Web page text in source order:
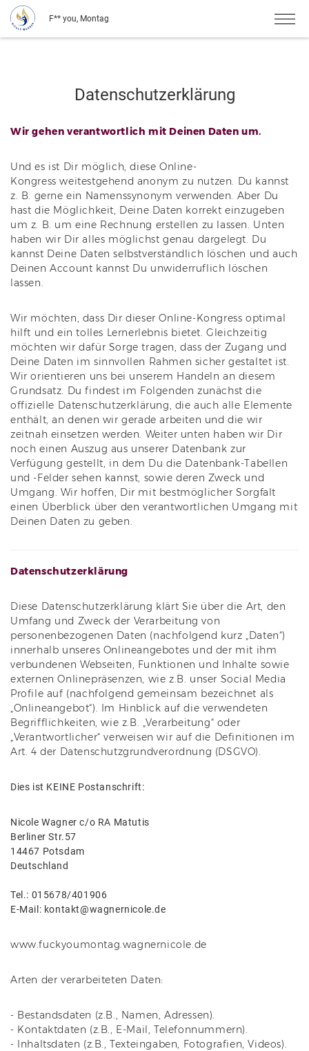
F** you, Montag
Datenschutzerklärung
Wir gehen verantwortlich mit Deinen Daten um.
Und es ist Dir möglich, diese Online-
Kongress weitestgehend anonym zu nutzen. Du kannst
z. B. gerne ein Namenssynonym verwenden. Aber Du
hast die Möglichkeit, Deine Daten korrekt einzugeben
um z. B. um eine Rechnung erstellen zu lassen. Unten
haben wir Dir alles möglichst genau dargelegt. Du
kannst Deine Daten selbstverständlich löschen und auch
Deinen Account kannst Du unwiderruflich löschen
lassen.
Wir möchten, dass Dir dieser Online-Kongress optimal
hilft und ein tolles Lernerlebnis bietet. Gleichzeitig
möchten wir dafür Sorge tragen, dass der Zugang und
Deine Daten im sinnvollen Rahmen sicher gestaltet ist.
Wir orientieren uns bei unserem Handeln an diesem
Grundsatz. Du findest im Folgenden zunächst die
offizielle Datenschutzerklärung, die auch alle Elemente
enthält, an denen wir gerade arbeiten und die wir
zeitnah einsetzen werden. Weiter unten haben wir Dir
noch einen Auszug aus unserer Datenbank zur
Verfügung gestellt, in dem Du die Datenbank-Tabellen
und -Felder sehen kannst, sowie deren Zweck und
Umgang. Wir hoffen, Dir mit bestmöglicher Sorgfalt
einen Überblick über den verantwortlichen Umgang mit
Deinen Daten zu geben.
Datenschutzerklärung
Diese Datenschutzerklärung klärt Sie über die Art, den
Umfang und Zweck der Verarbeitung von
personenbezogenen Daten (nachfolgend kurz „Daten“)
innerhalb unseres Onlineangebotes und der mit ihm
verbundenen Webseiten, Funktionen und Inhalte sowie
externen Onlinepräsenzen, wie z.B. unser Social Media
Profile auf (nachfolgend gemeinsam bezeichnet als
„Onlineangebot“). Im Hinblick auf die verwendeten
Begrifflichkeiten, wie z.B. „Verarbeitung“ oder
„Verantwortlicher“ verweisen wir auf die Definitionen im
Art. 4 der Datenschutzgrundverordnung (DSGVO).
Dies ist KEINE Postanschrift:
Nicole Wagner c/o RA Matutis
Berliner Str.57
14467 Potsdam
Deutschland
Tel.: 015678/401906
E-Mail: kontakt@wagnernicole.de
www.fuckyoumontag.wagnernicole.de
Arten der verarbeiteten Daten:
- Bestandsdaten (z.B., Namen, Adressen).
- Kontaktdaten (z.B., E-Mail, Telefonnummern).
- Inhaltsdaten (z.B., Texteingaben, Fotografien, Videos).